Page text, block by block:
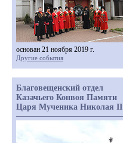
основан 21 ноября 2019 г.
Другие события
Благовещенский отдел
Казачьего Конвоя Памяти
Царя Мученика Николая II